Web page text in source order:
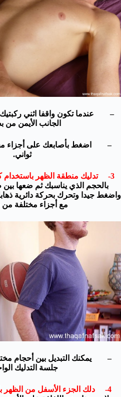
– عندما تكون واقفا اثني ركبتيك
الجانب الأيمن من
– اضغط بأصابعك على أجزاء
ثواني.
3- تدليك منطقة الظهر باستخدام كرة:
بالحجم الذي يناسبك ثم ضعها
واضغط جيدا وتحرك بحركة دائرية
مع أجزاء مختلفة
– يمكنك التبديل بين أحجام
جلسة التدليك
4- دلك الجزء الأسفل من الظهر باللفافة: